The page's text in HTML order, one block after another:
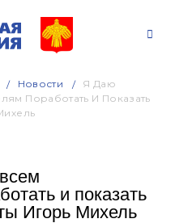
Новости
Я Даю
Поработать И Показать
и показать
Игорь Михель